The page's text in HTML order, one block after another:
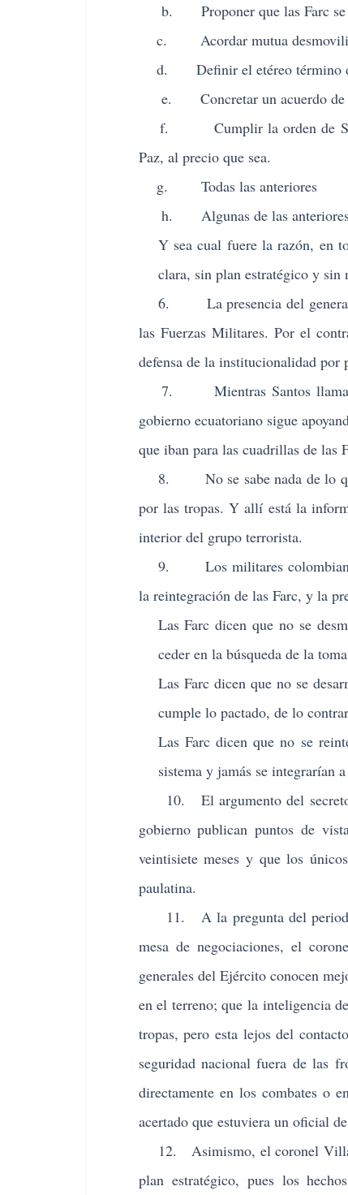
b. Proponer que las Farc se
c. Acordar mutua
d. Definir el etéreo término
e. Concretar un acuerdo de
f. Cumplir la orden de Santos
Paz, al precio que sea.
g. Todas las anteriores
h. Algunas de las
Y sea cual fuere la razón, en
clara, sin plan estratégico y sin
6. La presencia del general
las Fuerzas Militares. Por el
defensa de la institucionalidad por
7. Mientras Santos llama a
gobierno ecuatoriano sigue
que iban para las cuadrillas de las
8. No se sabe nada de lo que
por las tropas. Y allí está la
interior del grupo terrorista.
9. Los militares colombianos
la reintegración de las Farc, y la
Las Farc dicen que no se
ceder en la búsqueda de la
Las Farc dicen que no se
cumple lo pactado, de lo
Las Farc dicen que no se
sistema y jamás se integrarían
10. El argumento del secreto
gobierno publican puntos de
veintisiete meses y que los
paulatina.
11. A la pregunta del
mesa de negociaciones, el
generales del Ejército conocen
en el terreno; que la inteligencia
tropas, pero esta lejos del
seguridad nacional fuera de las
directamente en los combates o
acertado que estuviera un oficial
12. Asimismo, el coronel
plan estratégico, pues los